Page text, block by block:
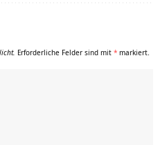
Erforderliche Felder sind mit * markiert.